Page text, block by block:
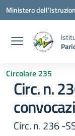
Vai ai contenuti
Vai al menu di
Vai al footer
Ministero
Circolare 235
Circ. n.
Circ. n. 236 -